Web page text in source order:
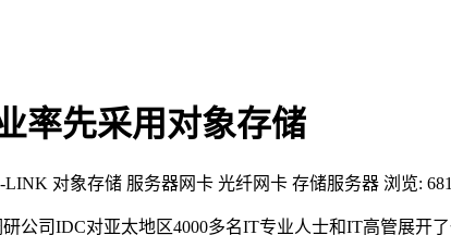
率先采用对象存储
LINK 对象存储 服务器网卡 光纤网卡 存储服务器 浏览:
公司IDC对亚太地区4000多名IT专业人士和IT高管展开